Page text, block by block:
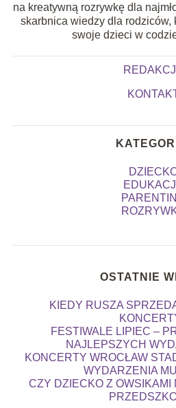
na kreatywną rozrywkę dla
skarbnica wiedzy dla rodziców,
swoje dzieci w
OSTATNIE
KIEDY RUSZA
FESTIWALE LIPIEC –
NAJLEPSZYCH
KONCERTY WROCŁAW
WYDARZENIA
CZY DZIECKO Z OWSIKAMI